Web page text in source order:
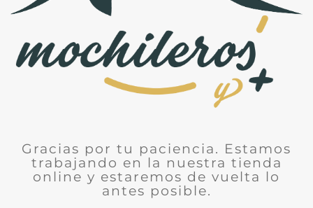
Gracias por tu paciencia. Estamos
trabajando en la nuestra tienda
online y estaremos de vuelta lo
antes posible.